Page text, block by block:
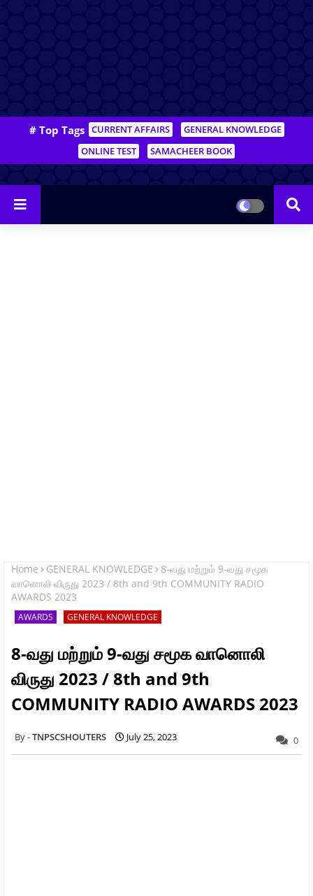
# Top Tags CURRENT AFFAIRS
GENERAL KNOWLEDGE
ONLINE TEST
SAMACHEER BOOK
Home GENERAL KNOWLEDGE
8-வது மற்றும் 9-வது சமூக
வானொலி விருது 2023 / 8th and 9th COMMUNITY RADIO
AWARDS 2023
AWARDS GENERAL KNOWLEDGE
8-வது மற்றும் 9-வது சமூக வானொலி
விருது 2023 / 8th and 9th
COMMUNITY RADIO AWARDS 2023
TNPSCSHOUTERS July 25, 2023 0